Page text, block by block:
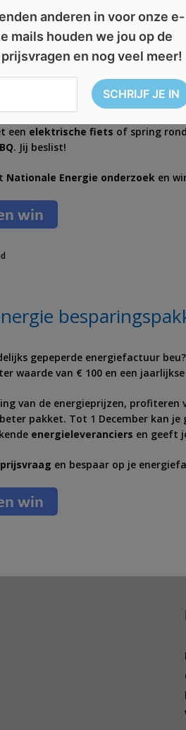
Win fantastische
naar het buitenland op de
beleef je de tijd van je leven
met welke prijs je naar huis gaat.
een elektrische fiets of spring
. Jij beslist!
Nationale Energie onderzoek en
gepeperde energiefactuur
ter waarde van € 100 en een
van de energieprijzen,
pakket. Tot 1 December kan je
energieleveranciers en geeft
prijsvraag en bespaar op je
anderen in voor onze e-
mails houden we jou op de
en nog veel meer!